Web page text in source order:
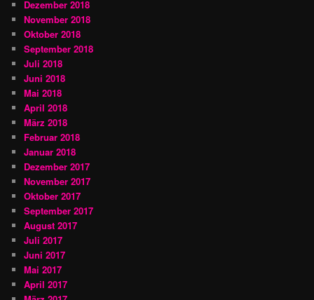
Dezember 2018
November 2018
Oktober 2018
September 2018
Juli 2018
Juni 2018
Mai 2018
April 2018
März 2018
Februar 2018
Januar 2018
Dezember 2017
November 2017
Oktober 2017
September 2017
August 2017
Juli 2017
Juni 2017
Mai 2017
April 2017